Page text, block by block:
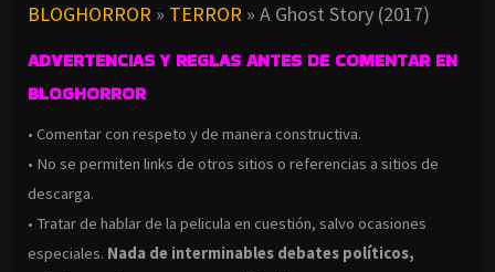
BLOGHORROR » TERROR » A Ghost Story (2017)
ADVERTENCIAS Y REGLAS ANTES DE COMENTAR EN
BLOGHORROR
• Comentar con respeto y de manera constructiva.
• No se permiten links de otros sitios o referencias a sitios de
descarga.
• Tratar de hablar de la pelicula en cuestión, salvo ocasiones
especiales. Nada de interminables debates políticos,